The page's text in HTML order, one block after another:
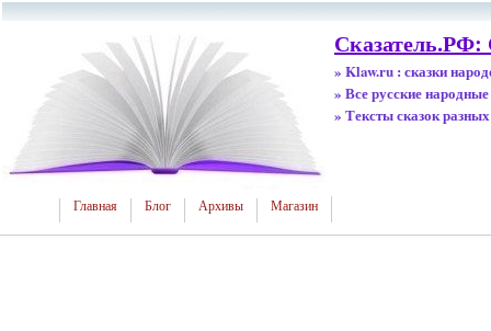
Сказатель.РФ:
» Klaw.ru : сказки
» Все русские народные
» Тексты сказок
Главная Блог Архивы Магазин